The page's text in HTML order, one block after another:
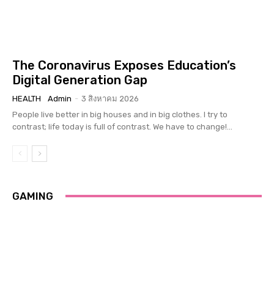
The Coronavirus Exposes Education’s
Digital Generation Gap
HEALTH Admin - 3 สิงหาคม 2026
People live better in big houses and in big clothes. I try to
contrast; life today is full of contrast. We have to change!...
GAMING